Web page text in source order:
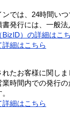
では、24時間い
発行には、一般法
）の詳細はこ
詳細はこちら
たお客様に関し
業時間内での発行
細はこちら